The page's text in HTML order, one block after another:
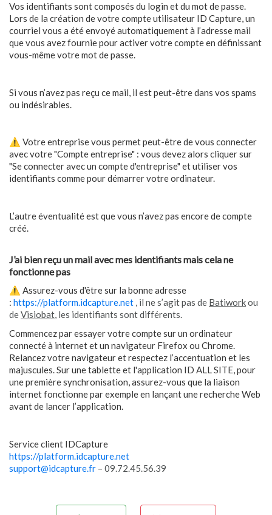
Vos identifiants sont composés du login et du mot de passe.
Lors de la création de votre compte utilisateur ID Capture, un
courriel vous a été envoyé automatiquement à l’adresse mail
que vous avez fournie pour activer votre compte en définissant
vous-même votre mot de passe.
Si vous n’avez pas reçu ce mail, il est peut-être dans vos spams
ou indésirables.
⚠️ Votre entreprise vous permet peut-être de vous connecter
avec votre "Compte entreprise" : vous devez alors cliquer sur
"Se connecter avec un compte d'entreprise" et utiliser vos
identifiants comme pour démarrer votre ordinateur.
L’autre éventualité est que vous n’avez pas encore de compte
créé.
J’ai bien reçu un mail avec mes identifiants mais cela ne
fonctionne pas
⚠️ Assurez-vous d'être sur la bonne adresse
: https://platform.idcapture.net , il ne s’agit pas de Batiworkou
deVisiobat, les identifiants sont différents.
Commencez par essayer votre compte sur un ordinateur
connecté à internet et un navigateur Firefox ou Chrome.
Relancez votre navigateur et respectez l’accentuation et les
majuscules. Sur une tablette et l'application ID ALL SITE, pour
une première synchronisation, assurez-vous que la liaison
internet fonctionne par exemple en lançant une recherche Web
avant de lancer l’application.
Service client IDCapture
https://platform.idcapture.net
support@idcapture.fr – 09.72.45.56.39